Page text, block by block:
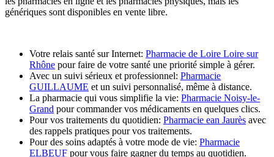
génériques sont disponibles en vente libre.
Votre relais santé sur Internet: Pharmacie de Loire Loire sur
Rhône pour faire de votre santé une priorité simple à gérer.
Avec un suivi sérieux et professionnel: Pharmacie
GUILLAUME et un suivi personnalisé, même à distance.
La pharmacie qui vous simplifie la vie: Pharmacie Noisy-le-
Grand pour commander vos médicaments en quelques clics.
Pour vos traitements du quotidien: Pharmacie ean Jaurès avec
des rappels pratiques pour vos traitements.
Pour des soins adaptés à votre mode de vie: Pharmacie
ELBEUF pour vous faire gagner du temps au quotidien.